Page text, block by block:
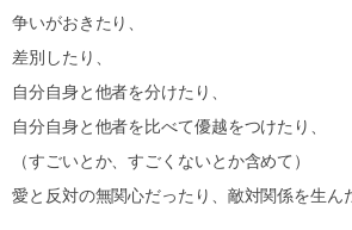
争いがおきたり、
差別したり、
自分自身と他者を分けたり、
自分自身と他者を比べて優越をつけたり、
（すごいとか、すごくないとか含めて）
愛と反対の無関心だったり、敵対関係を生ん